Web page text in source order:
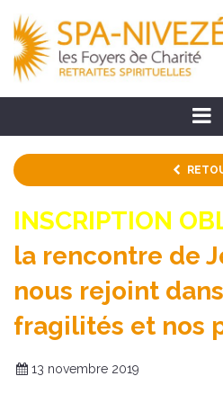
INSCRIPTION
la rencontre de
nous rejoint
fragilités et nos
13 novembre 2019